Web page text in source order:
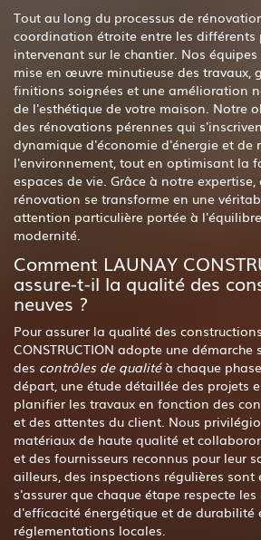
Tout au long du processus de
coordination étroite entre les différents
intervenant sur le chantier. Nos
mise en œuvre minutieuse des travaux,
finitions soignées et une amélioration
de l'esthétique de votre maison. Notre
des rénovations pérennes qui
dynamique d'économie d'énergie et de
l'environnement, tout en optimisant la
espaces de vie. Grâce à notre
rénovation se transforme en une
attention particulière portée à
modernité.
Comment LAUNAY
assure-t-il la qualité des
neuves ?
Pour assurer la qualité des
CONSTRUCTION adopte une
des contrôles de qualitéà chaque
départ, une étude détaillée des projets
planifier les travaux en fonction des
et des attentes du client. Nous
matériaux de haute qualité et
et des fournisseurs reconnus pour leur
ailleurs, des inspections régulières sont
s'assurer que chaque étape respecte les
d'efficacité énergétique et de durabilité
réglementations locales.